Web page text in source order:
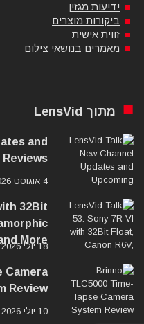
ידיעות מגזין
ביקורות מוצרים
זווית אישית
מאמרים בנושאי צילום
מתוך LensVid
and
4 אוגוסט 2026
32Bit
More
18 יולי 2026
Camera
Review
10 יולי 2026